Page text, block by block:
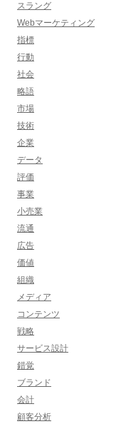
スラング
Webマーケティング
指標
行動
社会
略語
市場
技術
企業
データ
評価
事業
小売業
流通
広告
価値
組織
メディア
コンテンツ
戦略
サービス設計
錯覚
ブランド
会計
顧客分析